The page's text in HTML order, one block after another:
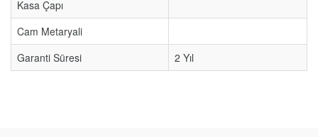
Kasa Çapı
Cam Metaryali
Garanti Süresi
2 Yıl